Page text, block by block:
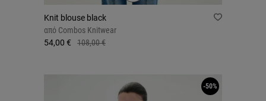
Knit blouse black
από Combos Knitwear
54,00 €
108,00 €
-50%